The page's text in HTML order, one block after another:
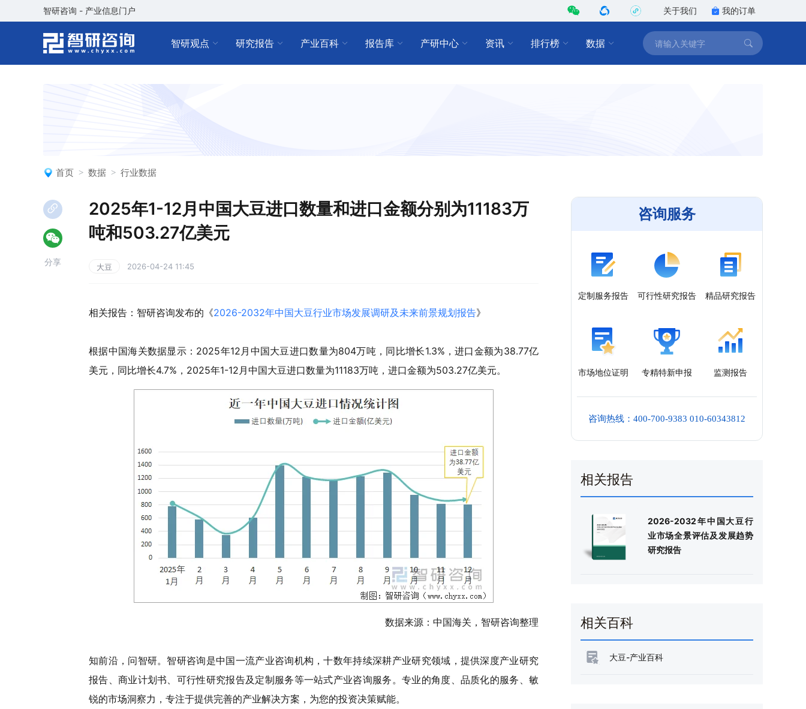
智研咨询 - 产业信息门户 关于我们 我的订单
智研观点 研究报告 产业百科 报告库 产研中心 资讯 排行榜 数据
首页 数据 行业数据
2025年1-12月中国大豆进口数量和进口金额分别为11183万
吨和503.27亿美元
大豆 2026-04-24 11:45
相关报告：智研咨询发布的《2026-2032年中国大豆行业市场发展调研及未来前景规划报告》
根据中国海关数据显示：2025年12月中国大豆进口数量为804万吨，同比增长1.3%，进口金额为38.77亿
美元，同比增长4.7%，2025年1-12月中国大豆进口数量为11183万吨，进口金额为503.27亿美元。
数据来源：中国海关，智研咨询整理
知前沿，问智研。智研咨询是中国一流产业咨询机构，十数年持续深耕产业研究领域，提供深度产业研究
报告、商业计划书、可行性研究报告及定制服务等一站式产业咨询服务。专业的角度、品质化的服务、敏
锐的市场洞察力，专注于提供完善的产业解决方案，为您的投资决策赋能。
分享
咨询服务
定制服务报告 可行性研究报告 精品研究报告
市场地位证明 专精特新申报 监测报告
咨询热线：400-700-9383 010-60343812
相关报告
2026-2032年中国大豆行
业市场全景评估及发展趋势
研究报告
相关百科
大豆-产业百科